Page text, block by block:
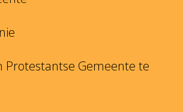
Protestantse Gemeente te